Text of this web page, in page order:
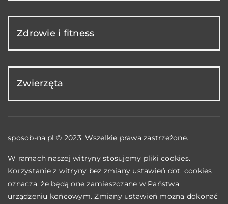
Zdrowie i fitness
Zwierzęta
sposob-na.pl © 2023. Wszelkie prawa zastrzeżone.
W ramach naszej witryny stosujemy pliki cookies.
Korzystanie z witryny bez zmiany ustawień dot. cookies
oznacza, że będą one zamieszczane w Państwa
urządzeniu końcowym. Zmiany ustawień można dokonać